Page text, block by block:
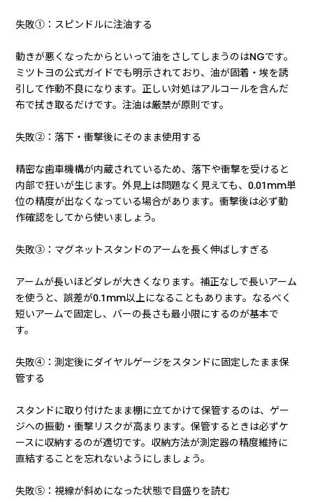
失敗①：スピンドルに注油する
動きが悪くなったからといって油をさしてしまうのはNGです。
ミツトヨの公式ガイドでも明示されており、油が固着・埃を誘
引して作動不良になります。正しい対処はアルコールを含んだ
布で拭き取るだけです。注油は厳禁が原則です。
失敗②：落下・衝撃後にそのまま使用する
精密な歯車機構が内蔵されているため、落下や衝撃を受けると
内部で狂いが生じます。外見上は問題なく見えても、0.01mm単
位の精度が出なくなっている場合があります。衝撃後は必ず動
作確認をしてから使いましょう。
失敗③：マグネットスタンドのアームを長く伸ばしすぎる
アームが長いほどダレが大きくなります。補正なしで長いアーム
を使うと、誤差が0.1mm以上になることもあります。なるべく
短いアームで固定し、バーの長さも最小限にするのが基本で
す。
失敗④：測定後にダイヤルゲージをスタンドに固定したまま保
管する
スタンドに取り付けたまま棚に立てかけて保管するのは、ゲー
ジへの振動・衝撃リスクが高まります。保管するときは必ずケ
ースに収納するのが適切です。収納方法が測定器の精度維持に
直結することを忘れないようにしましょう。
失敗⑤：視線が斜めになった状態で目盛りを読む